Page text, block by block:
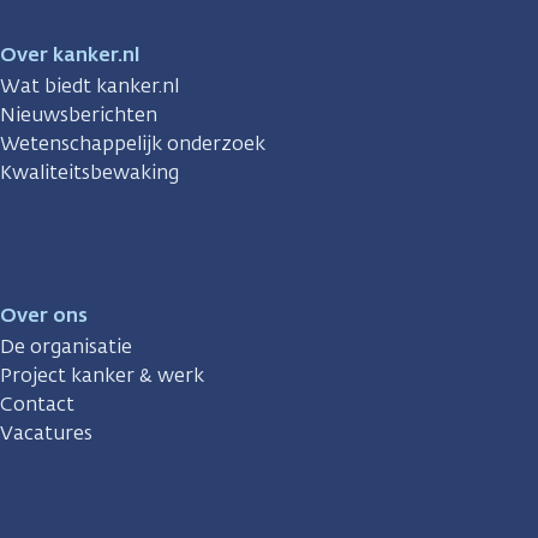
Over kanker.nl
Wat biedt kanker.nl
Nieuwsberichten
Wetenschappelijk onderzoek
Kwaliteitsbewaking
Over ons
De organisatie
Project kanker & werk
Contact
Vacatures